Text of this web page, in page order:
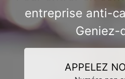
entreprise anti-
Geniez-
APPELEZ